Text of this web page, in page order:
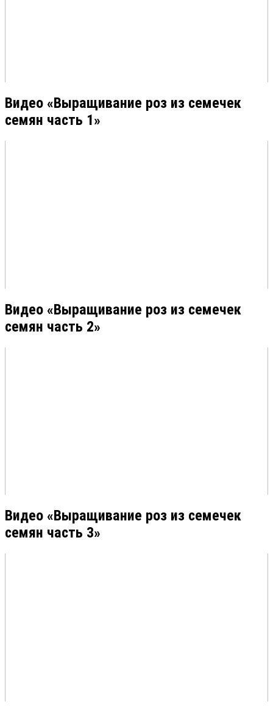
Видео «Выращивание роз из семечек
семян часть 1»
Видео «Выращивание роз из семечек
семян часть 2»
Видео «Выращивание роз из семечек
семян часть 3»